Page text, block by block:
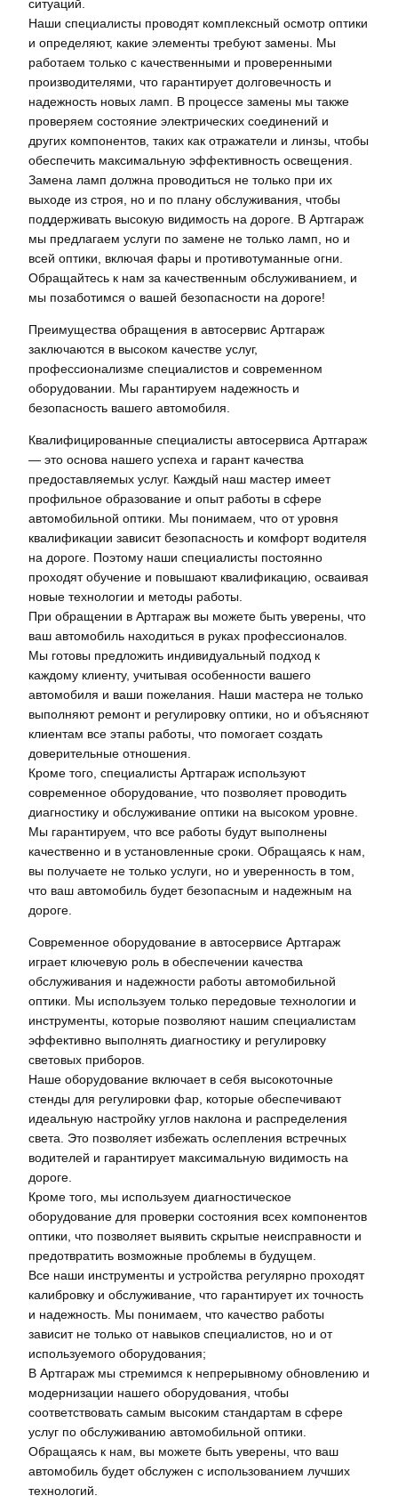
ситуаций.
Наши специалисты проводят комплексный осмотр оптики
и определяют, какие элементы требуют замены. Мы
работаем только с качественными и проверенными
производителями, что гарантирует долговечность и
надежность новых ламп. В процессе замены мы также
проверяем состояние электрических соединений и
других компонентов, таких как отражатели и линзы, чтобы
обеспечить максимальную эффективность освещения.
Замена ламп должна проводиться не только при их
выходе из строя, но и по плану обслуживания, чтобы
поддерживать высокую видимость на дороге. В Артгараж
мы предлагаем услуги по замене не только ламп, но и
всей оптики, включая фары и противотуманные огни.
Обращайтесь к нам за качественным обслуживанием, и
мы позаботимся о вашей безопасности на дороге!
Преимущества обращения в автосервис Артгараж
заключаются в высоком качестве услуг,
профессионализме специалистов и современном
оборудовании. Мы гарантируем надежность и
безопасность вашего автомобиля.
Квалифицированные специалисты автосервиса Артгараж
— это основа нашего успеха и гарант качества
предоставляемых услуг. Каждый наш мастер имеет
профильное образование и опыт работы в сфере
автомобильной оптики. Мы понимаем, что от уровня
квалификации зависит безопасность и комфорт водителя
на дороге. Поэтому наши специалисты постоянно
проходят обучение и повышают квалификацию, осваивая
новые технологии и методы работы.
При обращении в Артгараж вы можете быть уверены, что
ваш автомобиль находиться в руках профессионалов.
Мы готовы предложить индивидуальный подход к
каждому клиенту, учитывая особенности вашего
автомобиля и ваши пожелания. Наши мастера не только
выполняют ремонт и регулировку оптики, но и объясняют
клиентам все этапы работы, что помогает создать
доверительные отношения.
Кроме того, специалисты Артгараж используют
современное оборудование, что позволяет проводить
диагностику и обслуживание оптики на высоком уровне.
Мы гарантируем, что все работы будут выполнены
качественно и в установленные сроки. Обращаясь к нам,
вы получаете не только услуги, но и уверенность в том,
что ваш автомобиль будет безопасным и надежным на
дороге.
Современное оборудование в автосервисе Артгараж
играет ключевую роль в обеспечении качества
обслуживания и надежности работы автомобильной
оптики. Мы используем только передовые технологии и
инструменты, которые позволяют нашим специалистам
эффективно выполнять диагностику и регулировку
световых приборов.
Наше оборудование включает в себя высокоточные
стенды для регулировки фар, которые обеспечивают
идеальную настройку углов наклона и распределения
света. Это позволяет избежать ослепления встречных
водителей и гарантирует максимальную видимость на
дороге.
Кроме того, мы используем диагностическое
оборудование для проверки состояния всех компонентов
оптики, что позволяет выявить скрытые неисправности и
предотвратить возможные проблемы в будущем.
Все наши инструменты и устройства регулярно проходят
калибровку и обслуживание, что гарантирует их точность
и надежность. Мы понимаем, что качество работы
зависит не только от навыков специалистов, но и от
используемого оборудования;
В Артгараж мы стремимся к непрерывному обновлению и
модернизации нашего оборудования, чтобы
соответствовать самым высоким стандартам в сфере
услуг по обслуживанию автомобильной оптики.
Обращаясь к нам, вы можете быть уверены, что ваш
автомобиль будет обслужен с использованием лучших
технологий.